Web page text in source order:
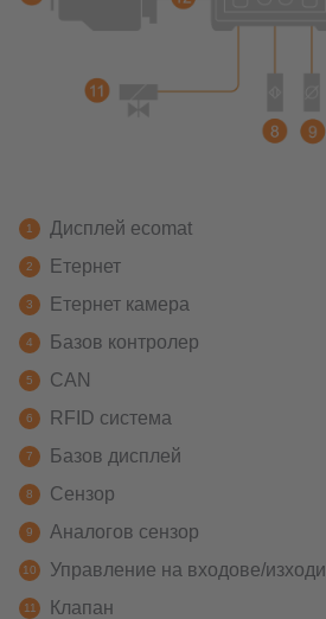
Дисплей ecomat
Етернет
Етернет камера
Базов контролер
CAN
RFID система
Базов дисплей
Сензор
Аналогов сензор
Управление на входове/изходи
Клапан